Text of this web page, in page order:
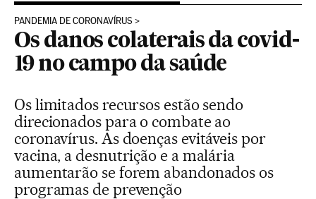
PANDEMIA DE CORONAVÍRUS
Os danos colaterais da covid-
19 no campo da saúde
Os limitados recursos estão sendo
direcionados para o combate ao
coronavírus. As doenças evitáveis por
vacina, a desnutrição e a malária
aumentarão se forem abandonados os
programas de prevenção